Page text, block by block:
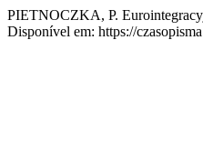
PIETNOCZKA, P.
Disponível em: https://